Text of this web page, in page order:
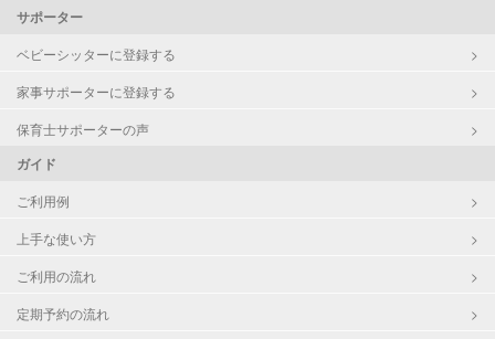
サポーター
ベビーシッターに登録する
家事サポーターに登録する
保育士サポーターの声
ガイド
ご利用例
上手な使い方
ご利用の流れ
定期予約の流れ